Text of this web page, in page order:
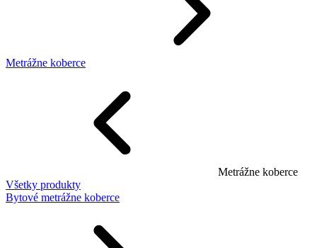
Metrážne koberce
Metrážne koberce
Všetky produkty
Bytové metrážne koberce